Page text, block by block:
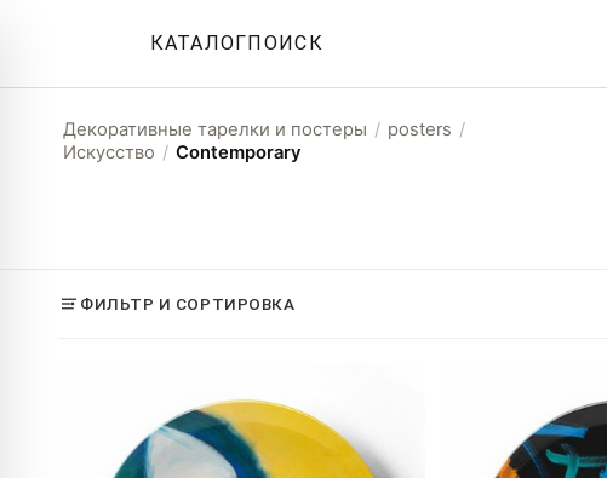
КАТАЛОГПОИСК
Декоративные тарелки и постеры / posters /
Искусство / Contemporary
ФИЛЬТР И СОРТИРОВКА